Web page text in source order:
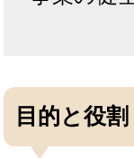
目的と役割